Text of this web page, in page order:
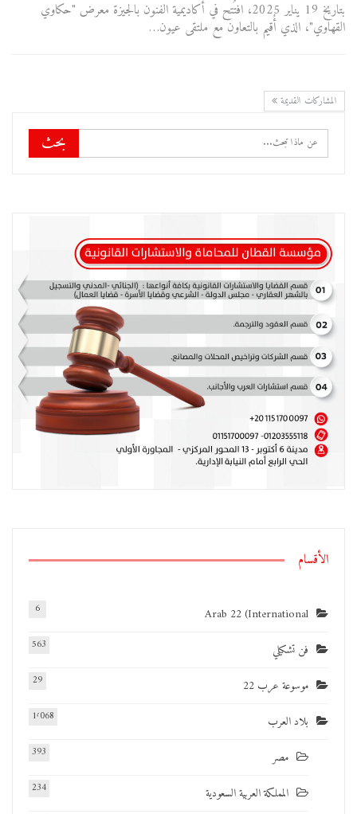
بتاريخ 19 يناير 2025، افتُتح في أكاديمية الفنون بالجيزة معرض "حكاوي
القهاوي"، الذي أُقيم بالتعاون مع ملتقى عيون…
المشاركات القديمة
الأقسام
Arab 22 (International
6
فن تشكيلي 563
موسوعة عرب 22 29
بلاد العرب 1٬068
مصر 393
المملكة العربية السعودية 234